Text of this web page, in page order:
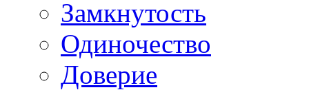
Замкнутость
Одиночество
Доверие